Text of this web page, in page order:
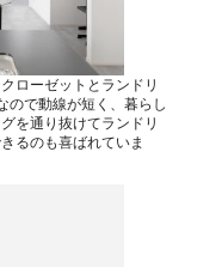
ローゼットとランドリ
ので動線が短く、暮らし
を通り抜けてランドリ
るのも喜ばれていま